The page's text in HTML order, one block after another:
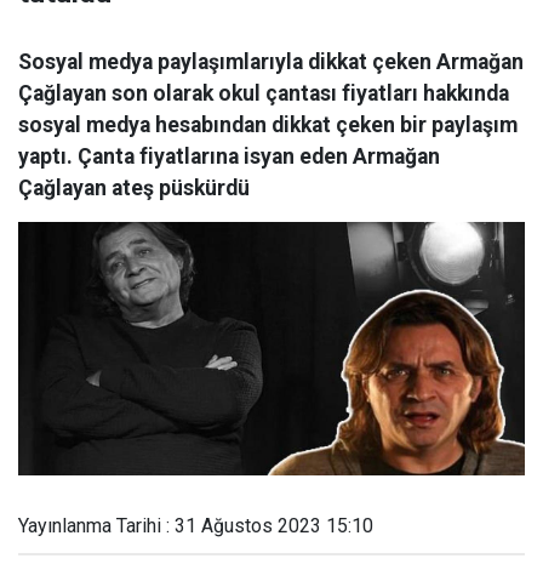
Sosyal medya paylaşımlarıyla dikkat çeken Armağan
Çağlayan son olarak okul çantası fiyatları hakkında
sosyal medya hesabından dikkat çeken bir paylaşım
yaptı. Çanta fiyatlarına isyan eden Armağan
Çağlayan ateş püskürdü
Yayınlanma Tarihi : 31 Ağustos 2023 15:10